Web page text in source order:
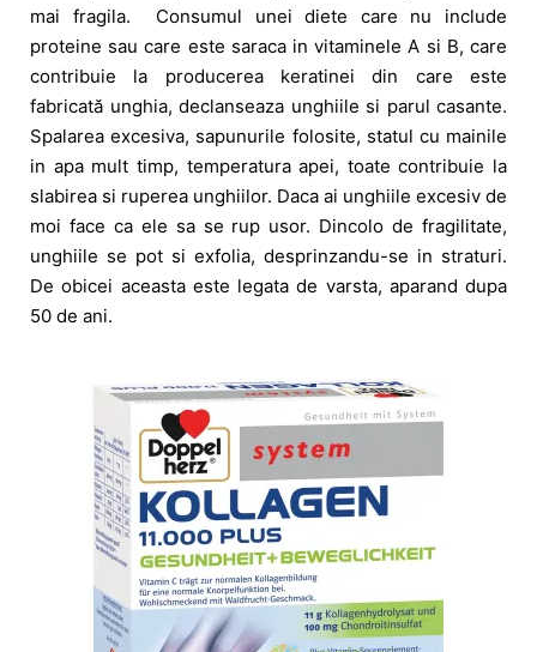
mai fragila. Consumul unei diete care nu include
proteine ​​sau care este saraca in vitaminele A si B, care
contribuie la producerea keratinei din care este
fabricată unghia, declanseaza unghiile si parul casante.
Spalarea excesiva, sapunurile folosite, statul cu mainile
in apa mult timp, temperatura apei, toate contribuie la
slabirea si ruperea unghiilor. Daca ai unghiile excesiv de
moi face ca ele sa se rup usor. Dincolo de fragilitate,
unghiile se pot si exfolia, desprinzandu-se in straturi.
De obicei aceasta este legata de varsta, aparand dupa
50 de ani.